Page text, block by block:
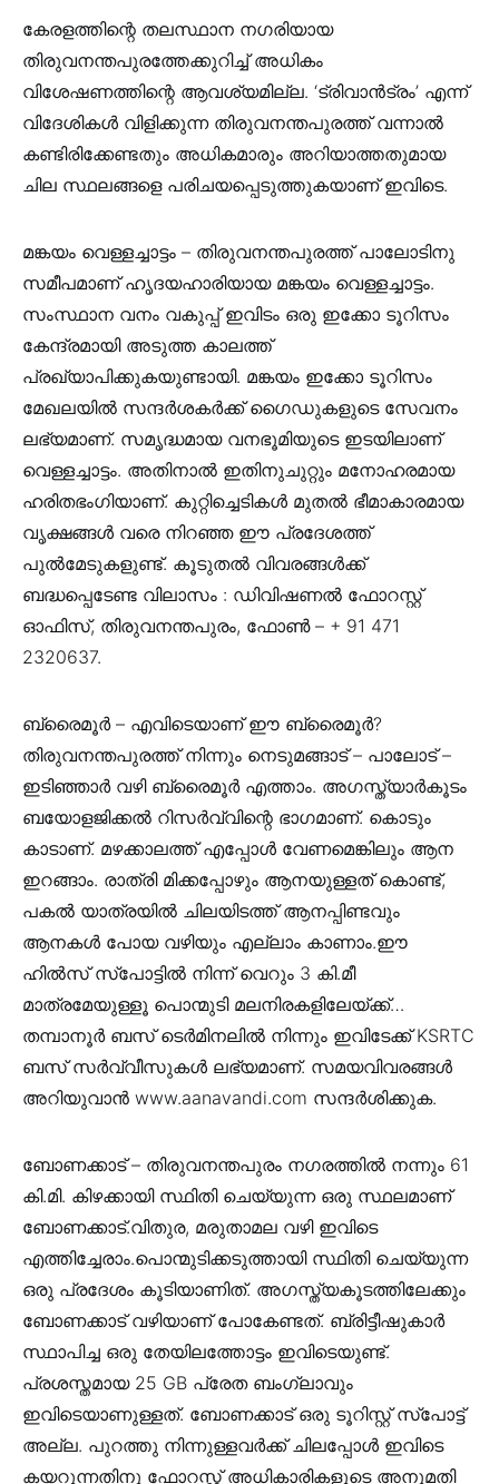
കേരളത്തിന്റെ തലസ്ഥാന നഗരിയായ
തിരുവനന്തപുരത്തേക്കുറിച്ച് അധികം
വിശേഷണത്തിന്റെ ആവശ്യമില്ല. ‘ട്രിവാന്‍ട്രം’ എന്ന്
വിദേശികള്‍ വിളിക്കുന്ന തിരുവനന്തപുരത്ത് വന്നാല്‍
കണ്ടിരിക്കേണ്ടതും അധികമാരും അറിയാത്തതുമായ
ചില സ്ഥലങ്ങളെ പരിചയപ്പെടുത്തുകയാണ് ഇവിടെ.
മങ്കയം വെള്ളച്ചാട്ടം – തിരുവനന്തപുരത്ത് പാലോടിനു
സമീപമാണ് ഹൃദയഹാരിയായ മങ്കയം വെള്ളച്ചാട്ടം.
സംസ്ഥാന വനം വകുപ്പ് ഇവിടം ഒരു ഇക്കോ ടൂറിസം
കേന്ദ്രമായി അടുത്ത കാലത്ത്
പ്രഖ്യാപിക്കുകയുണ്ടായി. മങ്കയം ഇക്കോ ടൂറിസം
മേഖലയില്‍ സന്ദര്‍ശകര്‍ക്ക് ഗൈഡുകളുടെ സേവനം
ലഭ്യമാണ്. സമൃദ്ധമായ വനഭൂമിയുടെ ഇടയിലാണ്
വെള്ളച്ചാട്ടം. അതിനാല്‍ ഇതിനുചുറ്റും മനോഹരമായ
ഹരിതഭംഗിയാണ്. കുറ്റിച്ചെടികള്‍ മുതല്‍ ഭീമാകാരമായ
വൃക്ഷങ്ങള്‍ വരെ നിറഞ്ഞ ഈ പ്രദേശത്ത്
പുല്‍മേടുകളുണ്ട്. കൂടുതല്‍ വിവരങ്ങള്‍ക്ക്
ബദ്ധപ്പെടേണ്ട വിലാസം : ഡിവിഷണല്‍ ഫോറസ്റ്റ്
ഓഫിസ്, തിരുവനന്തപുരം, ഫോണ്‍ – + 91 471
2320637.
ബ്രൈമൂര്‍– എവിടെയാണ് ഈ ബ്രൈമൂര്‍?
തിരുവനന്തപുരത്ത് നിന്നും നെടുമങ്ങാട് – പാലോട് –
ഇടിഞ്ഞാര്‍ വഴി ബ്രൈമൂര്‍ എത്താം. അഗസ്ത്യാര്‍കൂടം
ബയോളജിക്കല്‍ റിസര്‍വ്വിന്റെ ഭാഗമാണ്. കൊടും
കാടാണ്. മഴക്കാലത്ത് എപ്പോള്‍ വേണമെങ്കിലും ആന
ഇറങ്ങാം. രാത്രി മിക്കപ്പോഴും ആനയുള്ളത് കൊണ്ട്,
പകല്‍ യാത്രയില്‍ ചിലയിടത്ത് ആനപ്പിണ്ടവും
ആനകള്‍ പോയ വഴിയും എല്ലാം കാണാം.ഈ
ഹില്‍സ് സ്പോട്ടില്‍ നിന്ന് വെറും 3 കി.മീ
മാത്രമേയുള്ളൂ പൊന്മുടി മലനിരകളിലേയ്ക്ക്…
തമ്പാനൂര്‍ ബസ് ടെര്‍മിനലില്‍ നിന്നും ഇവിടേക്ക് KSRTC
ബസ് സര്‍വ്വീസുകള്‍ ലഭ്യമാണ്. സമയവിവരങ്ങള്‍
അറിയുവാന്‍ www.aanavandi.com സന്ദര്‍ശിക്കുക.
ബോണക്കാട്– തിരുവനന്തപുരം നഗരത്തിൽ നന്നും 61
കി.മി. കിഴക്കായി സ്ഥിതി ചെയ്യുന്ന ഒരു സ്ഥലമാണ്‌
ബോണക്കാട്.വിതുര, മരുതാമല വഴി ഇവിടെ
എത്തിച്ചേരാം.പൊന്മുടിക്കടുത്തായി‌ സ്ഥിതി ചെയ്യുന്ന
ഒരു പ്രദേശം കൂടിയാണിത്. അഗസ്ത്യകൂടത്തിലേക്കും
ബോണക്കാട് വഴിയാണ്‌ പോകേണ്ടത്. ബ്രിട്ടീഷുകാർ
സ്ഥാപിച്ച ഒരു തേയിലത്തോട്ടം ഇവിടെയുണ്ട്.
പ്രശസ്തമായ 25 GB പ്രേത ബംഗ്ലാവും
ഇവിടെയാണുള്ളത്. ബോണക്കാട് ഒരു ടൂറിസ്റ്റ് സ്പോട്ട്
അല്ല. പുറത്തു നിന്നുള്ളവര്‍ക്ക് ചിലപ്പോള്‍ ഇവിടെ
കയറുന്നതിനു ഫോറസ്റ്റ് അധികാരികളുടെ അനുമതി